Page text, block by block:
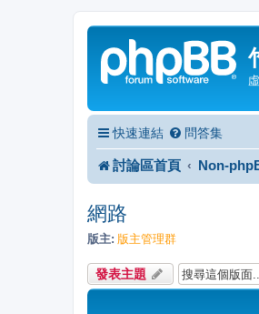
快速連結 問答集
討論區首頁 Non-
網路
版主: 版主管理群
發表主題